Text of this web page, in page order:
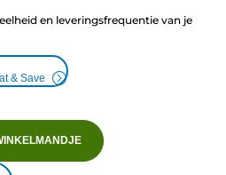
en leveringsfrequentie van je
& Save